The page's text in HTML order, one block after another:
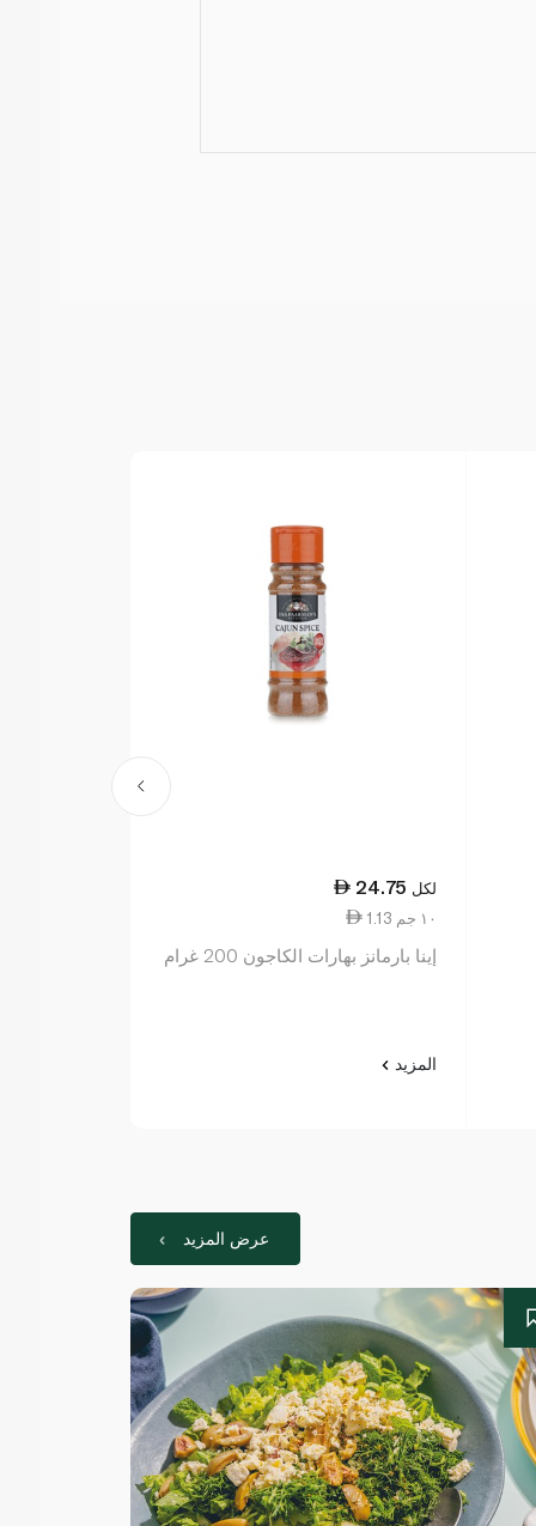
24.75 لكل
1.13 ١٠ جم
إينا بارمانز بهارات الكاجون 200 غرام
المزيد
عرض المزيد